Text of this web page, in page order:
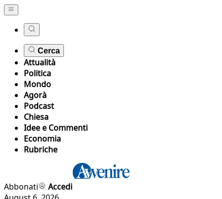
Cerca
Attualità
Politica
Mondo
Agorà
Podcast
Chiesa
Idee e Commenti
Economia
Rubriche
Abbonati
Accedi